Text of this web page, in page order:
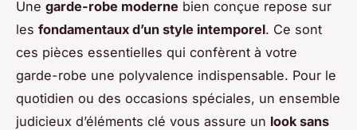
Une garde-robe moderne bien conçue repose sur
les fondamentaux d’un style intemporel. Ce sont
ces pièces essentielles qui confèrent à votre
garde-robe une polyvalence indispensable. Pour le
quotidien ou des occasions spéciales, un ensemble
judicieux d’éléments clé vous assure un look sans